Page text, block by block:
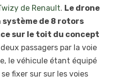
de Renault. Le drone
système de 8 rotors
sur le toit du concept
passagers par la voie
le véhicule étant équipé
fixer sur sur les voies